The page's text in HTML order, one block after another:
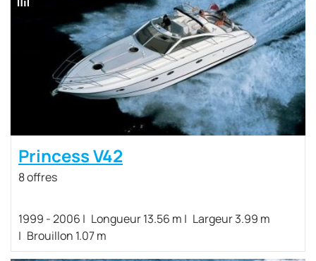
Princess V42
8 offres
1999 - 2006 Longueur 13.56 m
Largeur 3.99 m
Brouillon 1.07 m